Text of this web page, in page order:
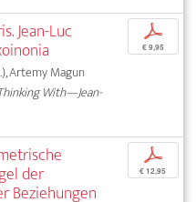
Jean-Luc
Artemy Magun
With—Jean-
p
€ 9,95
der
Beziehungen
p
€ 12,95